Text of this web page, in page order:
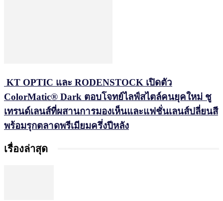
KT OPTIC และ RODENSTOCK เปิดตัว
ColorMatic® Dark ตอบโจทย์ไลฟ์สไตล์คนยุคใหม่ ชู
เทรนด์เลนส์ที่ผสานการมองเห็นและแฟชั่นเลนส์ปลี่ยนสี
พร้อมรุกตลาดพรีเมียมครึ่งปีหลัง
เรื่องล่าสุด